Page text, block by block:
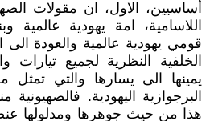
أساسيين، الاول، ان مقولات
اللاسامية، امة يهودية عالمية
قومي يهودية عالمية والعودة الى
الخلفية النظرية لجميع تيارات
يمينها الى يسارها والتي
البرجوازية اليهودية.
هذا من حيث جوهرها ومدلولها